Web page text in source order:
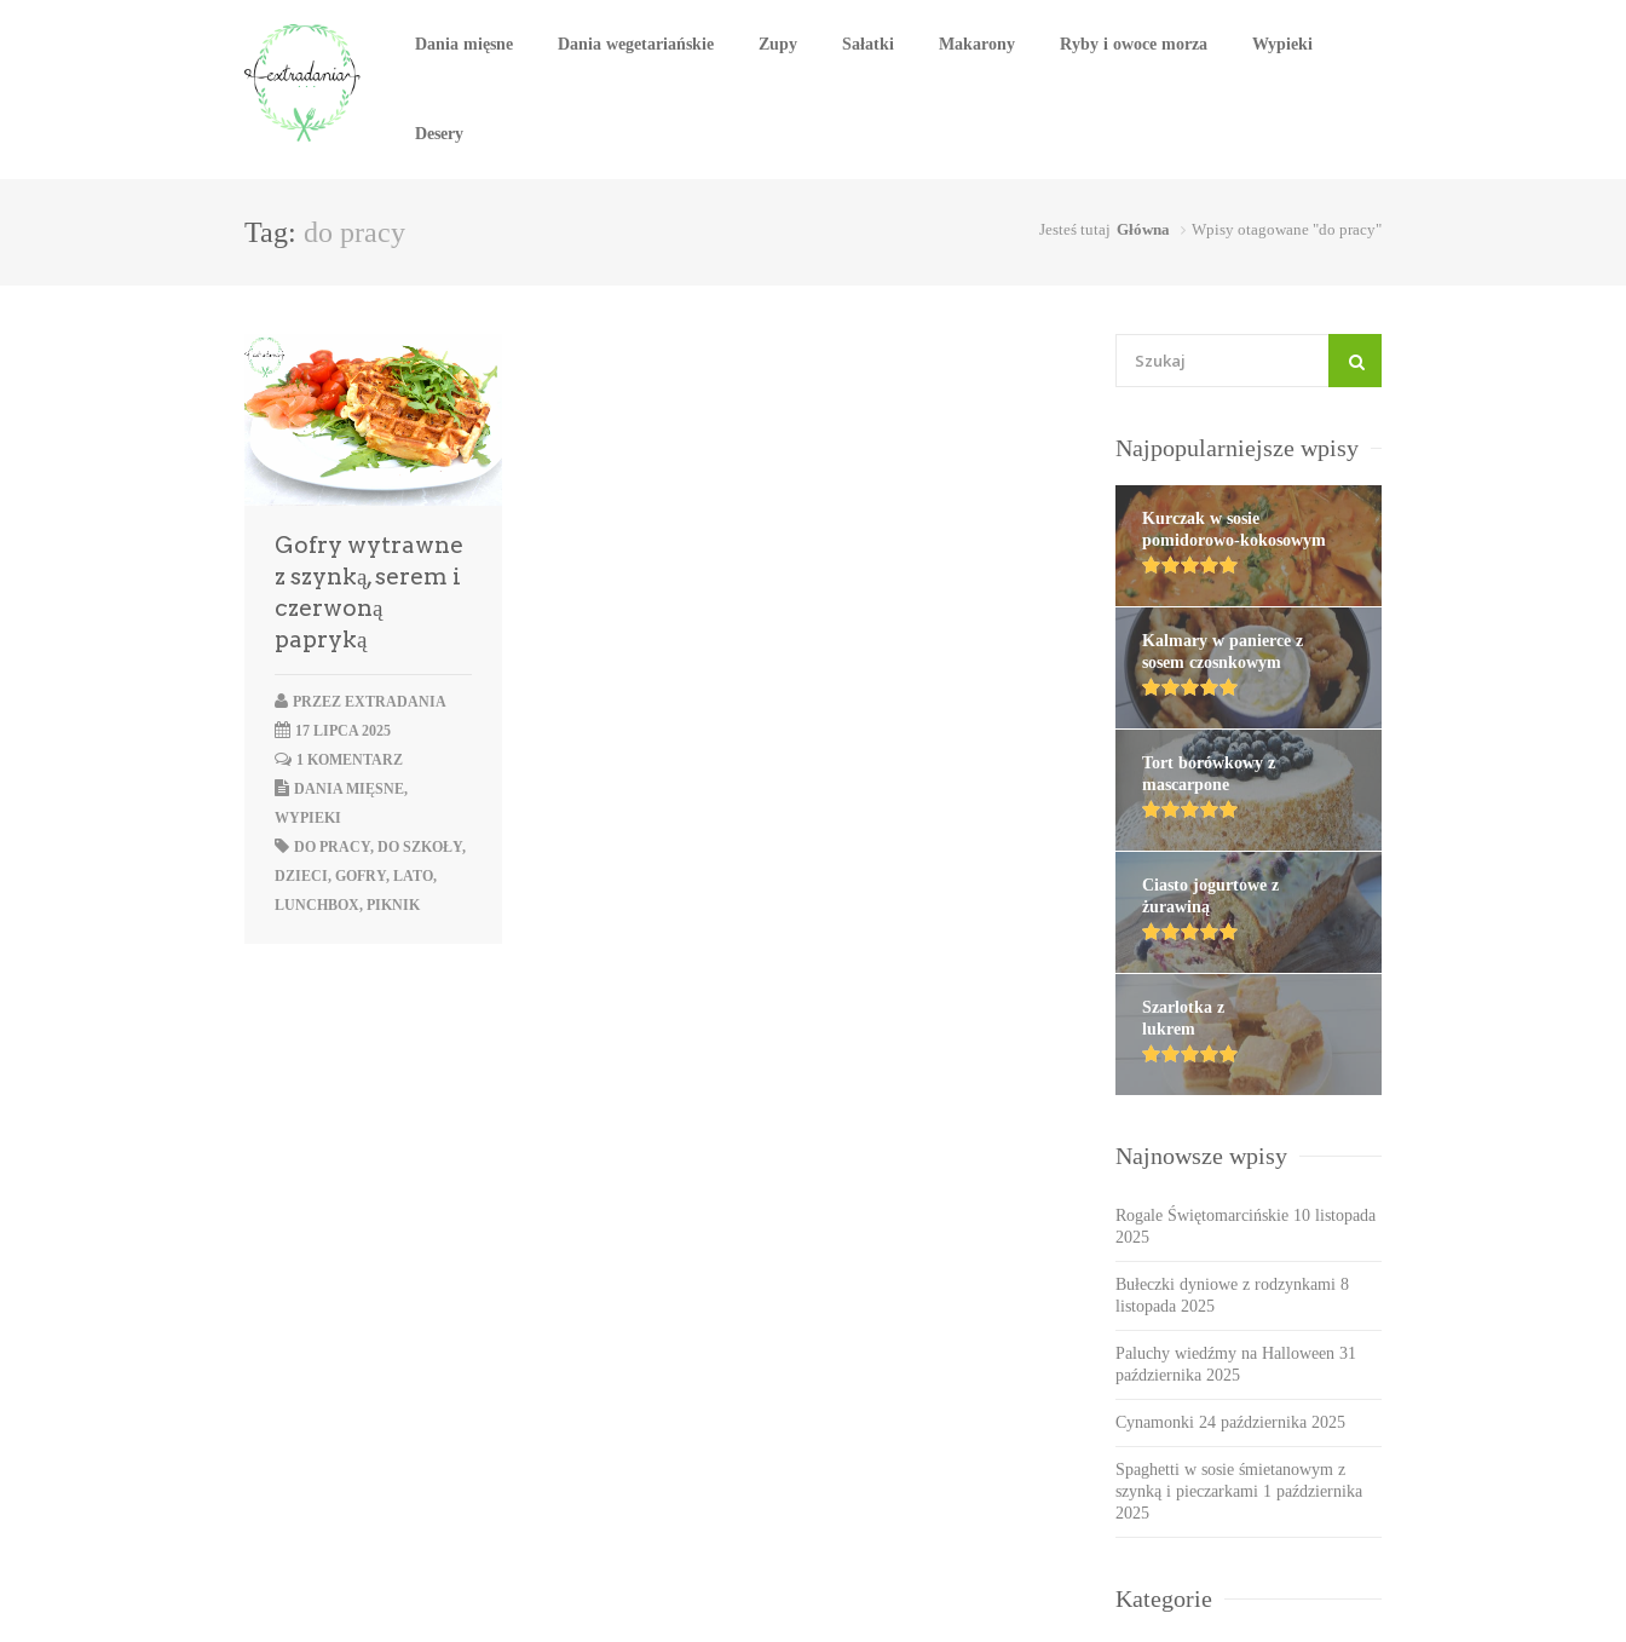
Dania mięsne Dania wegetariańskie Zupy Sałatki Makarony Ryby i owoce morza Wypieki
Desery
Tag: do pracy Jesteś tutaj Główna Wpisy otagowane "do pracy"
Gofry wytrawne
z szynką, serem i
czerwoną
papryką
PRZEZ EXTRADANIA
17 LIPCA 2025
1 KOMENTARZ
DANIA MIĘSNE,
WYPIEKI
DO PRACY, DO SZKOŁY,
DZIECI, GOFRY, LATO,
LUNCHBOX, PIKNIK
Najpopularniejsze wpisy
Kurczak w sosie
pomidorowo-kokosowym
Kalmary w panierce z
sosem czosnkowym
Tort borówkowy z
mascarpone
Ciasto jogurtowe z
żurawiną
Szarlotka z
lukrem
Najnowsze wpisy
Rogale Świętomarcińskie 10 listopada
2025
Bułeczki dyniowe z rodzynkami 8
listopada 2025
Paluchy wiedźmy na Halloween 31
października 2025
Cynamonki 24 października 2025
Spaghetti w sosie śmietanowym z
szynką i pieczarkami 1 października
2025
Kategorie